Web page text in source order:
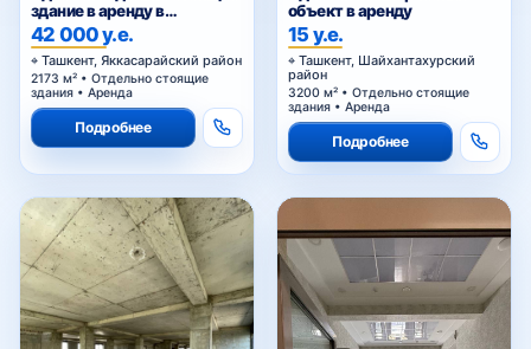
здание в аренду в
Яккасарайском районе
42 000 у.е.
Ташкент, Яккасарайский район
2173 м² • Отдельно стоящие
здания • Аренда
Подробнее
объект в аренду
15 у.е.
Ташкент, Шайхантахурский
район
3200 м² • Отдельно стоящие
здания • Аренда
Подробнее